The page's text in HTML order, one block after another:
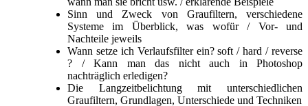
Sinn und Zweck von Graufiltern, verschiedene
Systeme im Überblick, was wofür / Vor- und
Nachteile jeweils
Wann setze ich Verlaufsfilter ein? soft / hard / reverse
? / Kann man das nicht auch in Photoshop
nachträglich erledigen?
Die Langzeitbelichtung mit unterschiedlichen
Graufiltern, Grundlagen, Unterschiede und Techniken